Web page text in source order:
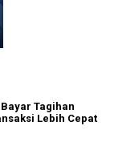
Tagihan
Lebih Cepat